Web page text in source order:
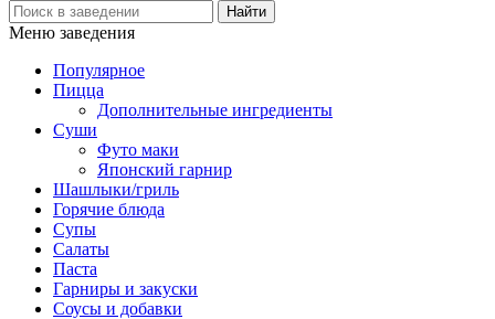
Меню заведения
Популярное
Пицца
Дополнительные ингредиенты
Суши
Футо маки
Японский гарнир
Шашлыки/гриль
Горячие блюда
Супы
Салаты
Паста
Гарниры и закуски
Соусы и добавки